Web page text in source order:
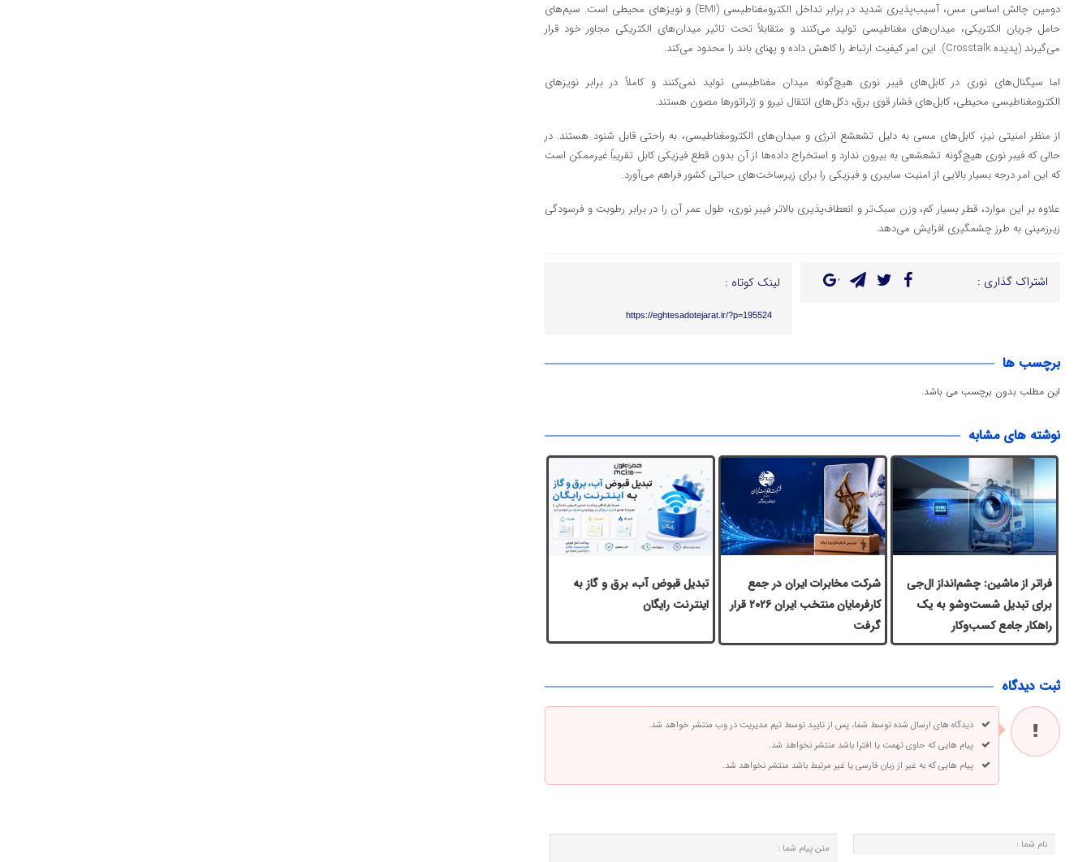
دومین چالش اساسی مس، آسیب‌پذیری شدید در برابر تداخل الکترومغناطیسی (EMI) و نویزهای محیطی است. سیم‌های
حامل جریان الکتریکی، میدان‌های مغناطیسی تولید می‌کنند و متقابلاً تحت تاثیر میدان‌های الکتریکی مجاور خود قرار
می‌گیرند (پدیده Crosstalk). این امر کیفیت ارتباط را کاهش داده و پهنای باند را محدود می‌کند.
اما سیگنال‌های نوری در کابل‌های فیبر نوری هیچ‌گونه میدان مغناطیسی تولید نمی‌کنند و کاملاً در برابر نویزهای
الکترومغناطیسی محیطی، کابل‌های فشار قوی برق، دکل‌های انتقال نیرو و ژنراتورها مصون هستند.
از منظر امنیتی نیز، کابل‌های مسی به دلیل تشعشع انرژی و میدان‌های الکترومغناطیسی، به راحتی قابل شنود هستند. در
حالی که فیبر نوری هیچ‌گونه تشعشعی به بیرون ندارد و استخراج داده‌ها از آن بدون قطع فیزیکی کابل تقریباً غیرممکن است
که این امر درجه بسیار بالایی از امنیت سایبری و فیزیکی را برای زیرساخت‌های حیاتی کشور فراهم می‌آورد.
علاوه بر این موارد، قطر بسیار کم، وزن سبک‌تر و انعطاف‌پذیری بالاتر فیبر نوری، طول عمر آن را در برابر رطوبت و فرسودگی
زیرزمینی به طرز چشمگیری افزایش می‌دهد.
اشتراک گذاری : لینک کوتاه :
https://eghtesadotejarat.ir/?p=195524
برچسب ها
این مطلب بدون برچسب می باشد.
نوشته های مشابه
فراتر از ماشین: چشم‌انداز ال‌جی
برای تبدیل شست‌وشو به یک
راهکار جامع کسب‌وکار
شرکت مخابرات ایران در جمع
کارفرمایان منتخب ایران ۲۰۲۶ قرار
گرفت
تبدیل قبوض آب، برق و گاز به
اینترنت رایگان
ثبت دیدگاه
دیدگاه های ارسال شده توسط شما، پس از تایید توسط تیم مدیریت در وب منتشر خواهد شد.
پیام هایی که حاوی تهمت یا افترا باشد منتشر نخواهد شد.
پیام هایی که به غیر از زبان فارسی یا غیر مرتبط باشد منتشر نخواهد شد.